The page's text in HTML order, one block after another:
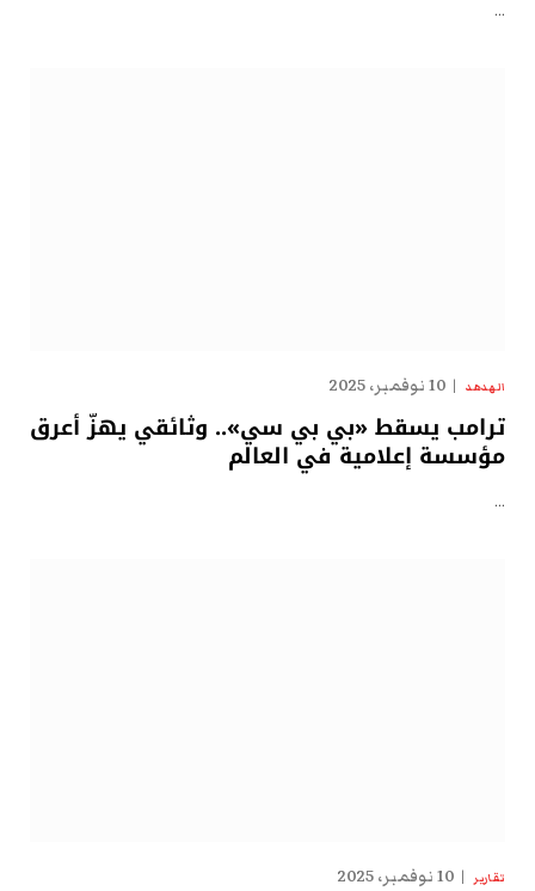
…
الهدهد 10 نوفمبر، 2025
ترامب يسقط «بي بي سي».. وثائقي يهزّ أعرق
مؤسسة إعلامية في العالم
…
تقارير 10 نوفمبر، 2025